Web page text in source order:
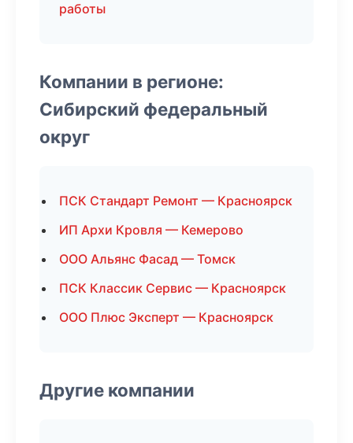
работы
Компании в регионе:
Сибирский федеральный
округ
ПСК Стандарт Ремонт — Красноярск
ИП Архи Кровля — Кемерово
ООО Альянс Фасад — Томск
ПСК Классик Сервис — Красноярск
ООО Плюс Эксперт — Красноярск
Другие компании